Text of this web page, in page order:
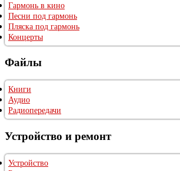
Гармонь в кино
Песни под гармонь
Пляска под гармонь
Концерты
Файлы
Книги
Аудио
Радиопередачи
Устройство и ремонт
Устройство